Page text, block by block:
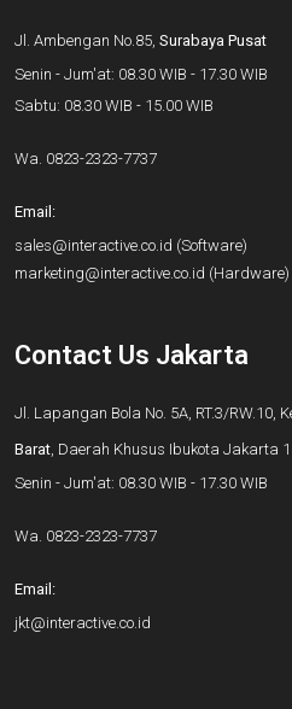
Jl. Ambengan No.85, Surabaya Pusat
Senin - Jum'at: 08.30 WIB - 17.30 WIB
Sabtu: 08.30 WIB - 15.00 WIB
Wa. 0823-2323-7737
Email:
sales@interactive.co.id (Software)
marketing@interactive.co.id (Hardware)
Contact Us Jakarta
Jl. Lapangan Bola No. 5A, RT.3/RW.10,
Barat, Daerah Khusus Ibukota Jakarta
Senin - Jum'at: 08.30 WIB - 17.30 WIB
Wa. 0823-2323-7737
Email:
jkt@interactive.co.id